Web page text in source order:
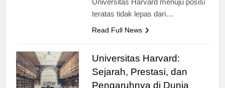
Universitas Harvard menuju posisi
Universitas Harvard:
Sejarah, Prestasi, dan